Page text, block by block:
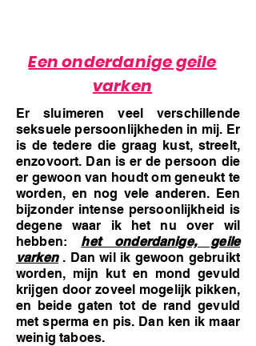
Een onderdanige geile
varken
Er sluimeren veel verschillende
seksuele persoonlijkheden in mij. Er
is de tedere die graag kust, streelt,
enzovoort. Dan is er de persoon die
er gewoon van houdt om geneukt te
worden, en nog vele anderen. Een
bijzonder intense persoonlijkheid is
degene waar ik het nu over wil
hebben: het onderdanige, geile
varken. Dan wil ik gewoon gebruikt
worden, mijn kut en mond gevuld
krijgen door zoveel mogelijk pikken,
en beide gaten tot de rand gevuld
met sperma en pis. Dan ken ik maar
weinig taboes.